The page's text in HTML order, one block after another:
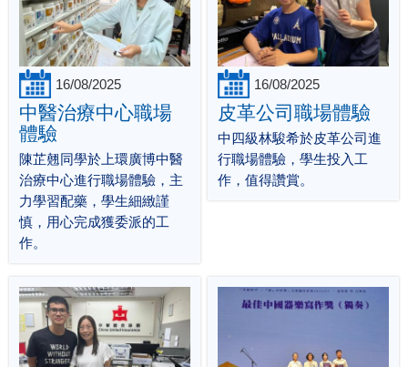
16/08/2025
中醫治療中心職場
體驗
陳芷翹同學於上環廣博中醫
治療中心進行職場體驗，主
力學習配藥，學生細緻謹
慎，用心完成獲委派的工
作。
16/08/2025
皮革公司職場體驗
中四級林駿希於皮革公司進
行職場體驗，學生投入工
作，值得讚賞。